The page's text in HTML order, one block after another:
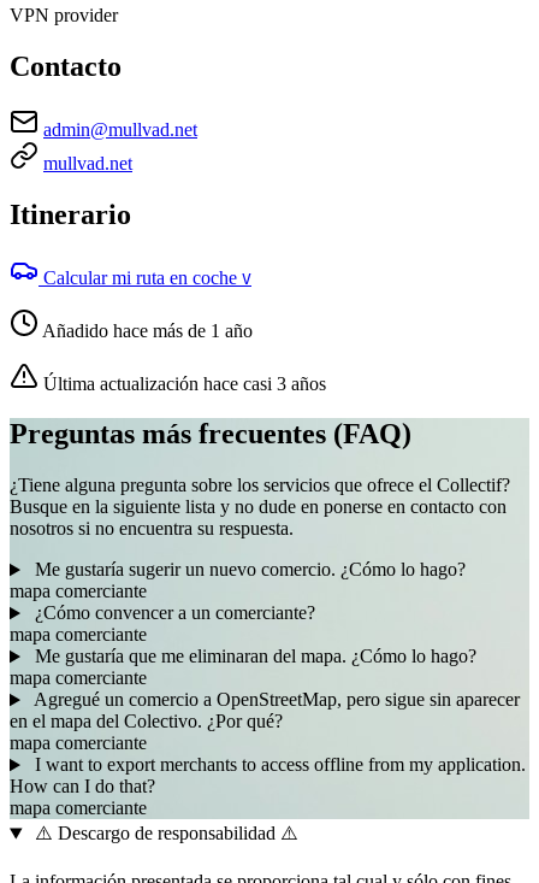
VPN provider
Contacto
admin@mullvad.net
mullvad.net
Itinerario
Calcular mi ruta en coche V
Añadido hace más de 1 año
Última actualización hace casi 3 años
Preguntas más frecuentes (FAQ)
¿Tiene alguna pregunta sobre los servicios que ofrece el Collectif?
Busque en la siguiente lista y no dude en ponerse en contacto con
nosotros si no encuentra su respuesta.
Me gustaría sugerir un nuevo comercio. ¿Cómo lo hago?
mapa comerciante
¿Cómo convencer a un comerciante?
mapa comerciante
Me gustaría que me eliminaran del mapa. ¿Cómo lo hago?
mapa comerciante
Agregué un comercio a OpenStreetMap, pero sigue sin aparecer
en el mapa del Colectivo. ¿Por qué?
mapa comerciante
I want to export merchants to access offline from my application.
How can I do that?
mapa comerciante
⚠️ Descargo de responsabilidad ⚠️